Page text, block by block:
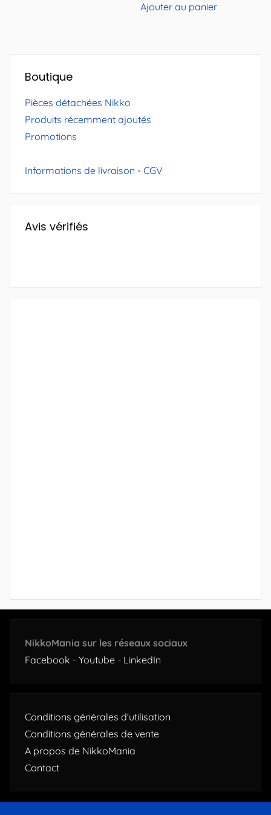
initialactuel
Ajouter au panier
Boutique
Pièces détachées Nikko
Produits récemment ajoutés
Promotions
Informations de livraison - CGV
Avis vérifiés
NikkoMania sur les réseaux sociaux
Facebook - Youtube - LinkedIn
Conditions générales d'utilisation
Conditions générales de vente
A propos de NikkoMania
Contact